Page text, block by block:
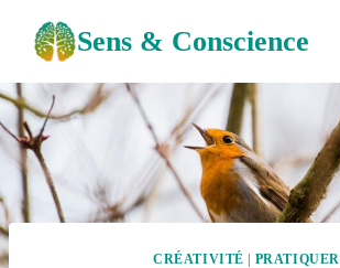
Sens & Conscience
CRÉATIVITÉ PRATIQUER